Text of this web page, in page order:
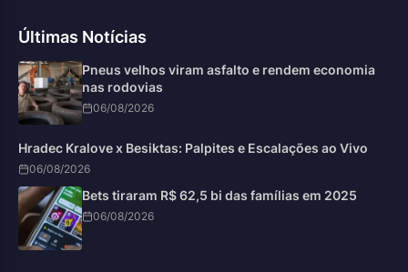
Últimas Notícias
Pneus velhos viram asfalto e rendem economia
nas rodovias
06/08/2026
Hradec Kralove x Besiktas: Palpites e Escalações ao Vivo
06/08/2026
Bets tiraram R$ 62,5 bi das famílias em 2025
06/08/2026